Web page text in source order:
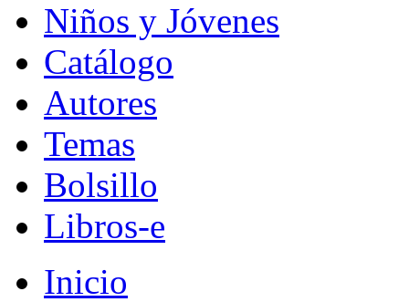
Niños y Jóvenes
Catálogo
Autores
Temas
Bolsillo
Libros-e
Inicio